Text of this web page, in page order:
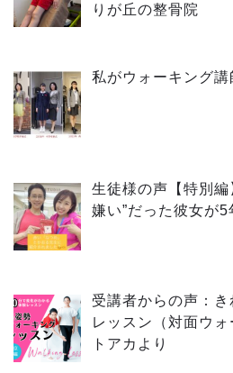
りが丘の整骨院
私がウォーキング
生徒様の声【特別編
嫌い”だった彼女が5
受講者からの声：
レッスン（対面ウ
トアカより